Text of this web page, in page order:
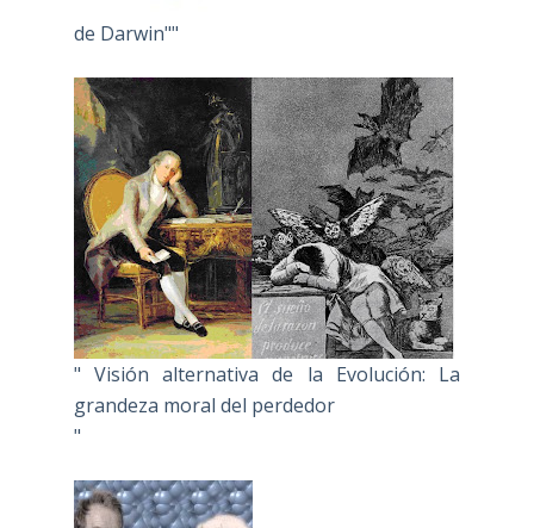
de Darwin""
" Visión alternativa de la Evolución: La
grandeza moral del perdedor
"